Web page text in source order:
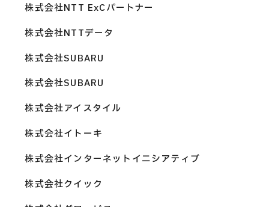
株式会社NTT ExCパートナー
株式会社NTTデータ
株式会社SUBARU
株式会社SUBARU
株式会社アイスタイル
株式会社イトーキ
株式会社インターネットイニシアティブ
株式会社クイック